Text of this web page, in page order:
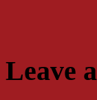
Leave